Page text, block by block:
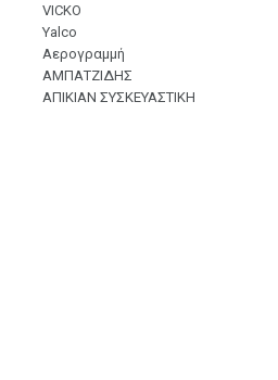
VICKO
Yalco
Αερογραμμή
ΑΜΠΑΤΖΙΔΗΣ
ΑΠΙΚΙΑΝ ΣΥΣΚΕΥΑΣΤΙΚΗ